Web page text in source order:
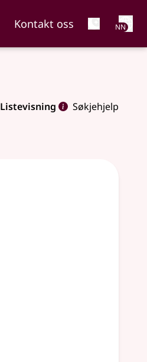
Kontakt oss NN
Listevisning Søkjehjelp